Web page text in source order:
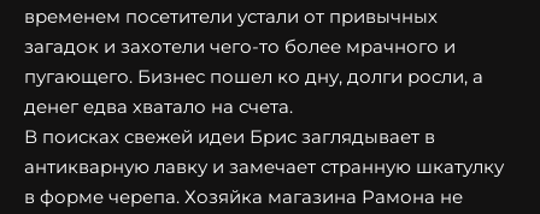
временем посетители устали от привычных
загадок и захотели чего-то более мрачного и
пугающего. Бизнес пошел ко дну, долги росли, а
денег едва хватало на счета.
В поисках свежей идеи Брис заглядывает в
антикварную лавку и замечает странную шкатулку
в форме черепа. Хозяйка магазина Рамона не